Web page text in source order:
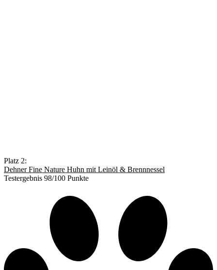
Platz 2:
Dehner Fine Nature Huhn mit Leinöl & Brennnessel
Testergebnis 98/100 Punkte